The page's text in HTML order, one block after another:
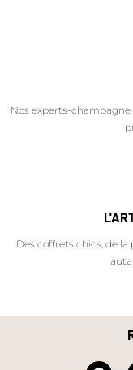
Nos experts-champagne
Des coffrets chics, de